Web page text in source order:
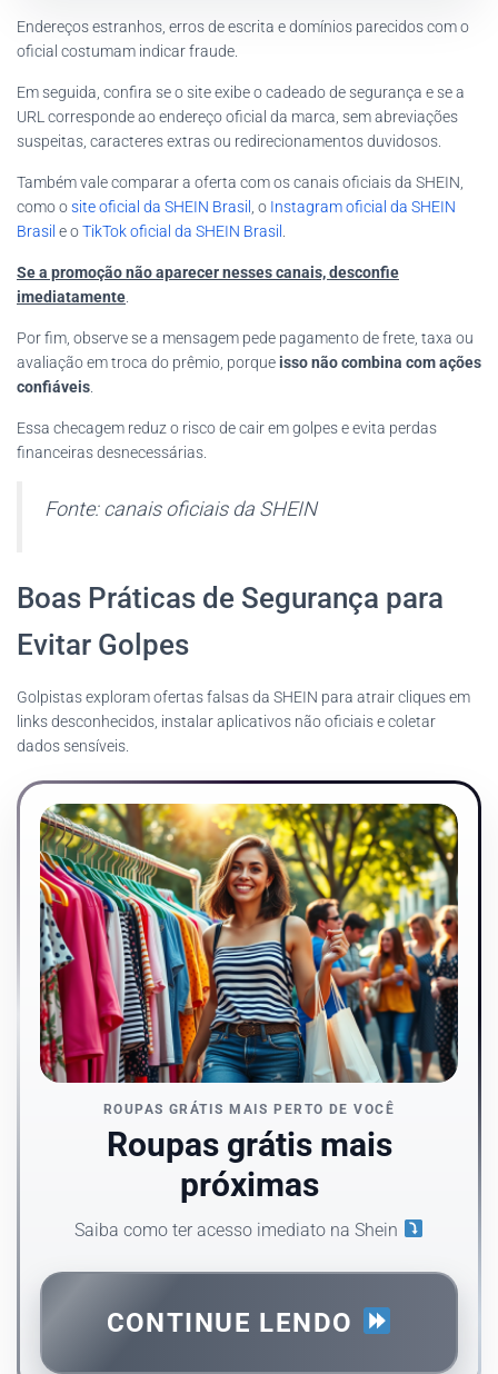
Endereços estranhos, erros de escrita e domínios parecidos com o
oficial costumam indicar fraude.
Em seguida, confira se o site exibe o cadeado de segurança e se a
URL corresponde ao endereço oficial da marca, sem abreviações
suspeitas, caracteres extras ou redirecionamentos duvidosos.
Também vale comparar a oferta com os canais oficiais da SHEIN,
como osite oficial da SHEIN Brasil , o Instagram oficial da SHEIN
Brasil e oTikTok oficial da SHEIN Brasil
Se a promoção não aparecer nesses canais, desconfie
imediatamente
Por fim, observe se a mensagem pede pagamento de frete, taxa ou
avaliação em troca do prêmio, porqueisso não combina com ações
confiáveis
Essa checagem reduz o risco de cair em golpes e evita perdas
financeiras desnecessárias.
Fonte: canais oficiais da SHEIN
Boas Práticas de Segurança para
Evitar Golpes
Golpistas exploram ofertas falsas da SHEIN para atrair cliques em
links desconhecidos, instalar aplicativos não oficiais e coletar
dados sensíveis.
ROUPAS GRÁTIS MAIS PERTO DE VOCÊ
Roupas grátis mais
próximas
Saiba como ter acesso imediato na Shein
CONTINUE LENDO